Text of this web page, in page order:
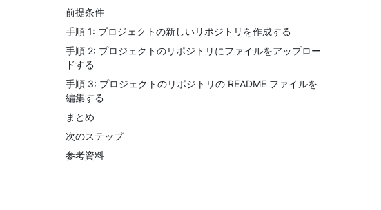
前提条件
手順 1: プロジェクトの新しいリポジトリを作成する
手順 2: プロジェクトのリポジトリにファイルをアップロー
ドする
手順 3: プロジェクトのリポジトリの README ファイルを
編集する
まとめ
次のステップ
参考資料